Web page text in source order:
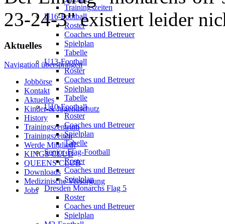
Trainingszeiten
U16-Football
Roster
Coaches und Betreuer
Spielplan
Tabelle
U13-Football
Roster
Coaches und Betreuer
Spielplan
Tabelle
U10-Football
Roster
Coaches und Betreuer
Spielplan
Tabelle
Senior-Flag-Football
Roster
Coaches und Betreuer
Spielplan
Dresden Monarchs Flag 5
Roster
Coaches und Betreuer
Spielplan
23-24-3" existiert leider
Aktuelles
Navigation überspringen
Jobbörse
Kontakt
Aktuelles
Kinder-& Jugendschutz
History
Trainingszentrum
Trainingszeiten
Werde Mitglied!
KINGS CLUB
QUEENS CLUB
Downloads
Medizinische Versorgung
Jobs